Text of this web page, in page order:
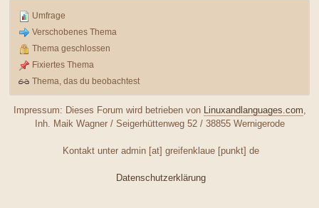
Umfrage
Verschobenes Thema
Thema geschlossen
Fixiertes Thema
Thema, das du beobachtest
Impressum: Dieses Forum wird betrieben von Linuxandlanguages.com,
Inh. Maik Wagner / Seigerhüttenweg 52 / 38855 Wernigerode
Kontakt unter admin [at] greifenklaue [punkt] de
Datenschutzerklärung